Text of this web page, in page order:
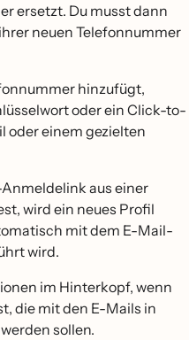
ersetzt. Du musst dann
neuen Telefonnummer
hinzufügt,
oder ein Click-to-
oder einem gezielten
aus einer
wird ein neues Profil
mit dem E-Mail-
wird.
im Hinterkopf, wenn
die mit den E-Mails in
sollen.